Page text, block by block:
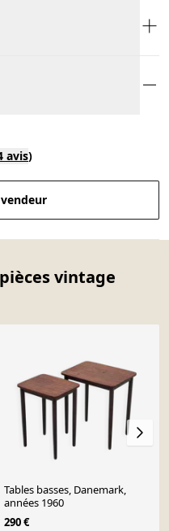
avis)
vintage
Tables basses, Danemark,
années 1960
290 €